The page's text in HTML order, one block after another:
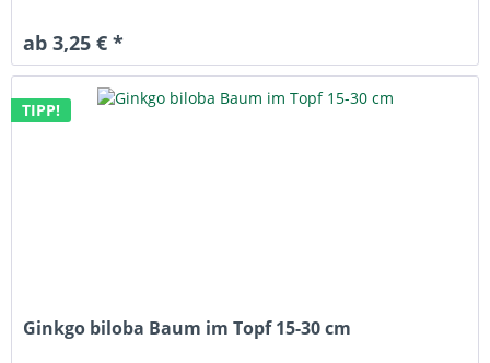
ab 3,25 € *
TIPP!
Ginkgo biloba Baum im Topf 15-30 cm